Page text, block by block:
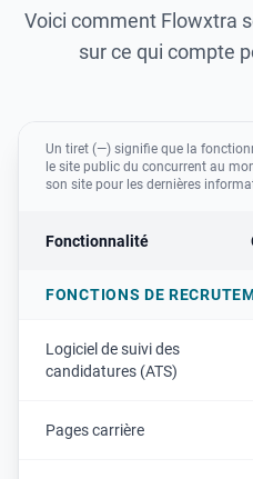
Voici comment Flowxtra
sur ce qui compte
Un tiret (—) signifie que la
le site public du concurrent au
son site pour les dernières
Fonctionnalité
FONCTIONS DE
Logiciel de suivi des
candidatures (ATS)
Pages carrière